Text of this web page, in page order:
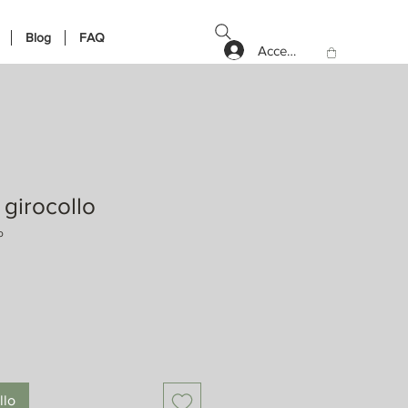
Accedi
Blog FAQ